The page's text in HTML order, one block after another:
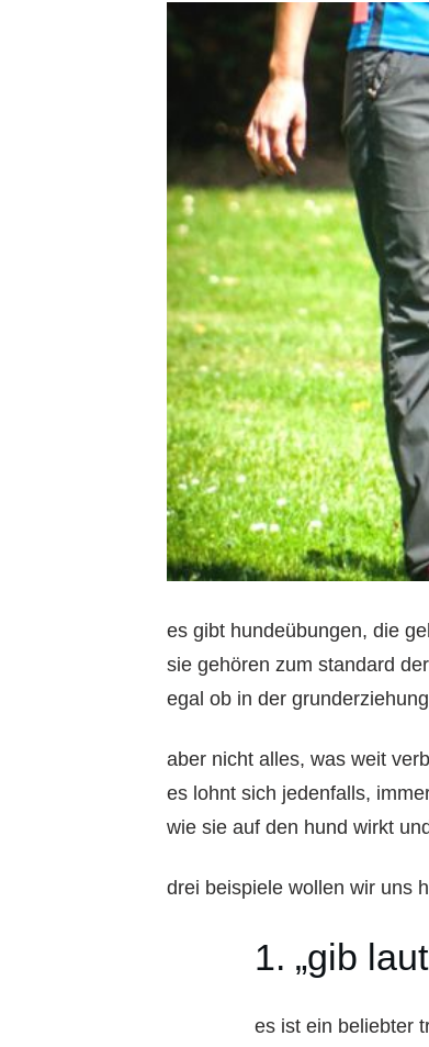
es gibt hundeübungen, die
sie gehören zum standard
egal ob in der
aber nicht alles, was weit
es lohnt sich jedenfalls,
wie sie auf den hund wirkt
drei beispiele wollen wir uns
1. „gib
es ist ein beliebter